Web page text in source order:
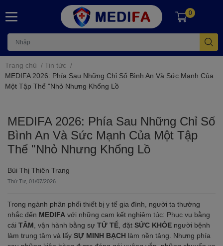
0
Trang chủ / Tin tức /
MEDIFA 2026: Phía Sau Những Chỉ Số Bình An Và Sức Mạnh Của
Một Tập Thể "Nhỏ Nhưng Khổng Lồ
MEDIFA 2026: Phía Sau Những Chỉ Số
Bình An Và Sức Mạnh Của Một Tập
Thể "Nhỏ Nhưng Khổng Lồ
Bùi Thị Thiên Trang
Thứ Tư, 01/07/2026
Trong ngành phân phối thiết bị y tế gia đình, người ta thường
nhắc đến MEDIFA với những cam kết nghiêm túc: Phục vụ bằng
cái TÂM , vận hành bằng sự TỬ TẾ , đặt SỨC KHỎE người bệnh
làm trung tâm và lấy SỰ MINH BẠCH làm nền tảng. Nhưng phía